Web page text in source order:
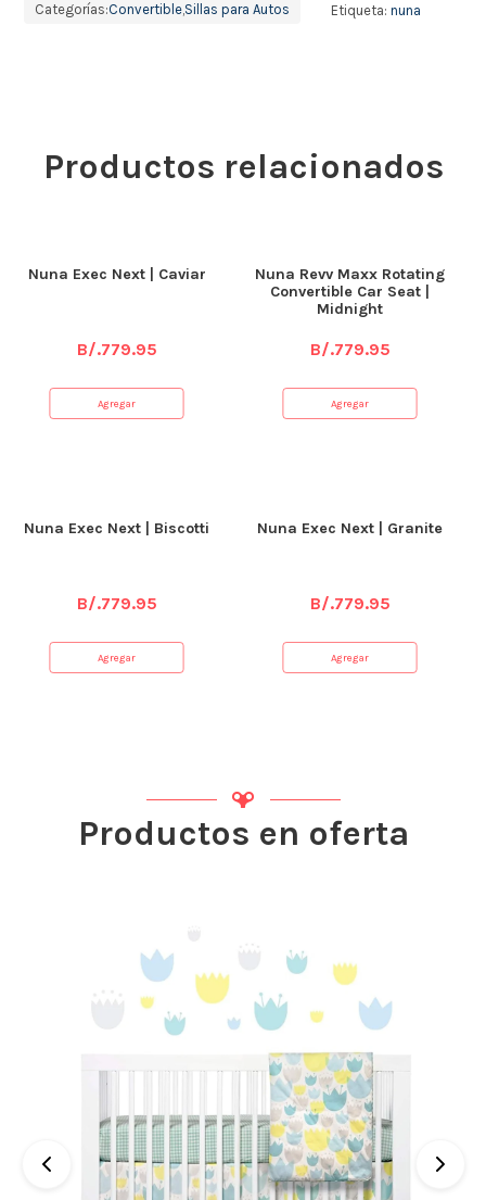
Categorías:Convertible,Sillas para Autos Etiqueta: nuna
Productos relacionados
Nuna Exec Next | Caviar
B/.779.95
Agregar
Nuna Revv Maxx Rotating
Convertible Car Seat |
Midnight
B/.779.95
Agregar
Nuna Exec Next | Biscotti
B/.779.95
Agregar
Nuna Exec Next | Granite
B/.779.95
Agregar
Productos en oferta